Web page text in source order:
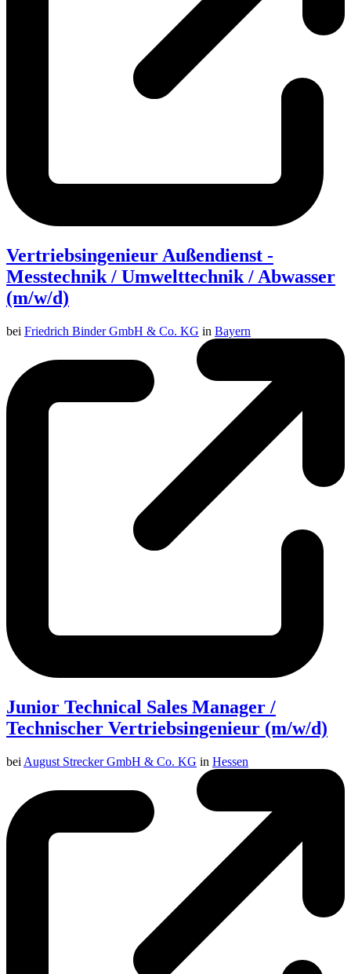
Vertriebsingenieur Außendienst -
Messtechnik / Umwelttechnik / Abwasser
(m/w/d)
bei Friedrich Binder GmbH & Co. KG in Bayern
Junior Technical Sales Manager /
Technischer Vertriebsingenieur (m/w/d)
bei August Strecker GmbH & Co. KG in Hessen